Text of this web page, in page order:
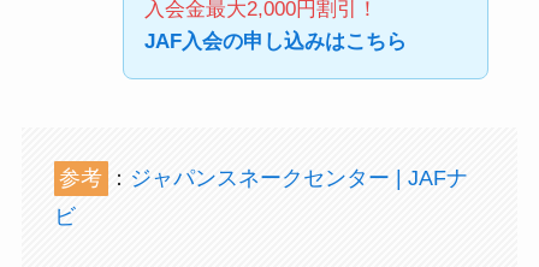
入会金最大2,000円割引！
JAF入会の申し込みはこちら
参考 ： ジャパンスネークセンター | JAFナ
ビ